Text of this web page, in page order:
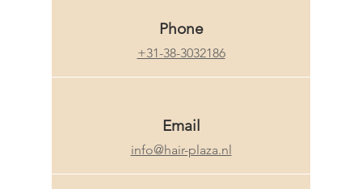
Phone
+31-38-3032186
Email
info@hair-plaza.nl